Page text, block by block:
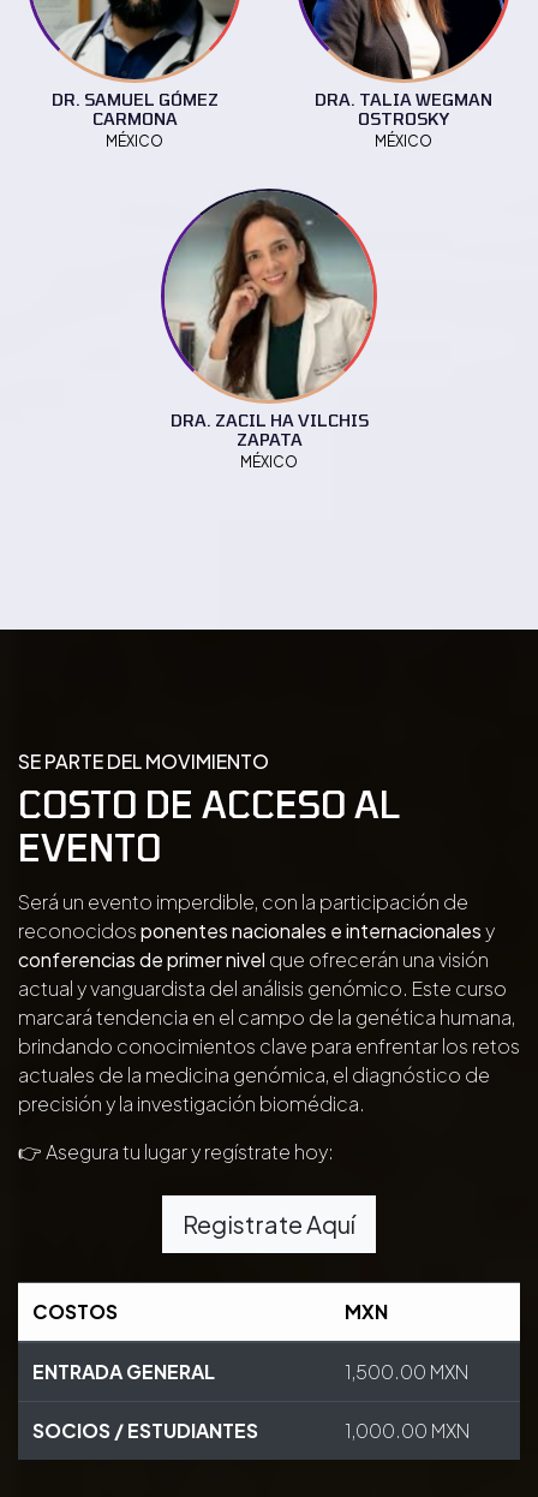
DR. SAMUEL GÓMEZ
CARMONA
MÉXICO
DRA. TALIA WEGMAN
OSTROSKY
MÉXICO
DRA. ZACIL HA VILCHIS
ZAPATA
MÉXICO
SE PARTE DEL MOVIMIENTO
COSTO DE ACCESO AL
EVENTO
Será un evento imperdible, con la participación de
reconocidosponentes nacionales e internacionalesy
conferencias de primer nivel que ofrecerán una visión
actual y vanguardista del análisis genómico. Este curso
marcará tendencia en el campo de la genética humana,
brindando conocimientos clave para enfrentar los retos
actuales de la medicina genómica, el diagnóstico de
precisión y la investigación biomédica.
👉 Asegura tu lugar y regístrate hoy:
Registrate Aquí
COSTOS MXN
ENTRADA GENERAL 1,500.00 MXN
SOCIOS / ESTUDIANTES 1,000.00 MXN